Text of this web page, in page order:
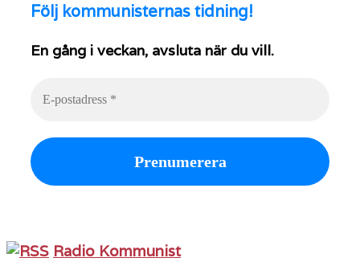
Följ kommunisternas tidning!
En gång i veckan, avsluta när du vill.
Radio Kommunist